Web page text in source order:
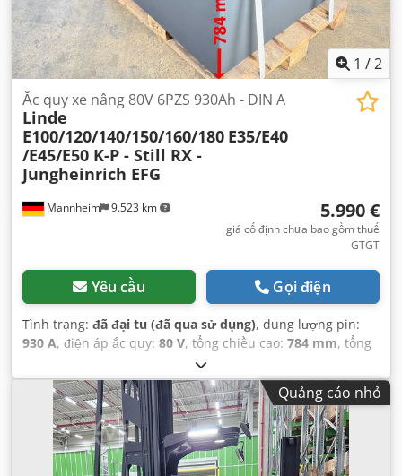
1 /2
Mannheim 9.523 km
Ắc quy xe nâng 80V 6PZS 930Ah - DIN A
Linde
E100/120/140/150/160/180 E35/E40
/E45/E50 K-P - Still RX -
Jungheinrich EFG
5.990 €
giá cố định chưa bao gồm thuế
GTGT
Yêu cầu Gọi điện
Tình trạng: đã đại tu (đã qua sử dụng), dung lượng pin:
930 A, điện áp ắc quy: 80 V, tổng chiều cao: 784 mm, tổng
, tổng chiều rộng:
Quảng cáo nhỏ